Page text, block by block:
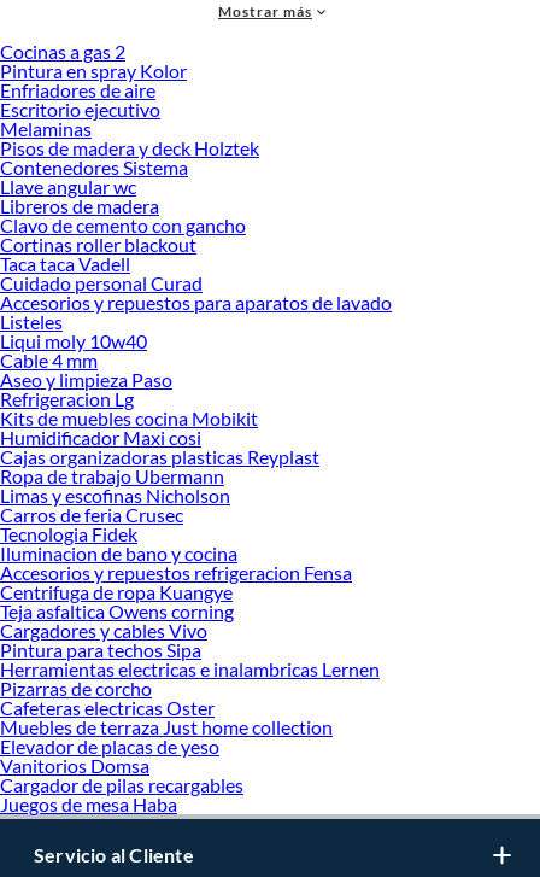
accesorios de calidad que te ayudarán a crear un espacio más tú.
Desde remodelaciones hasta proyectos de decoración, estamos aquí para hacer
tus ideas realidad. ¡Visítanos y encuentra todo lo que tenemos para ofrecerte en
Bottom Freezer!
Explora la variedad de productos de Bottom Freezer en Sodimac
Herramientas, materiales y accesorios de calidad para tus proyectos y
renovación de espacios. ¡Visítanos y descubre todo lo que tenemos para
ofrecerte!
Encuentra una amplia variedad de productos de Bottom Freezer en Sodimac.
Encuentra todo lo necesario para tus proyectos de renovación y decoración.
¡Visítanos y haz tus ideas realidad!
Mostrar más
Cocinas a gas 2
Pintura en spray Kolor
Enfriadores de aire
Escritorio ejecutivo
Melaminas
Pisos de madera y deck Holztek
Contenedores Sistema
Llave angular wc
Libreros de madera
Clavo de cemento con gancho
Cortinas roller blackout
Taca taca Vadell
Cuidado personal Curad
Accesorios y repuestos para aparatos de lavado
Listeles
Liqui moly 10w40
Cable 4 mm
Aseo y limpieza Paso
Refrigeracion Lg
Kits de muebles cocina Mobikit
Humidificador Maxi cosi
Cajas organizadoras plasticas Reyplast
Ropa de trabajo Ubermann
Limas y escofinas Nicholson
Carros de feria Crusec
Tecnologia Fidek
Iluminacion de bano y cocina
Accesorios y repuestos refrigeracion Fensa
Centrifuga de ropa Kuangye
Teja asfaltica Owens corning
Cargadores y cables Vivo
Pintura para techos Sipa
Herramientas electricas e inalambricas Lernen
Pizarras de corcho
Cafeteras electricas Oster
Muebles de terraza Just home collection
Elevador de placas de yeso
Vanitorios Domsa
Cargador de pilas recargables
Juegos de mesa Haba
Servicio al Cliente